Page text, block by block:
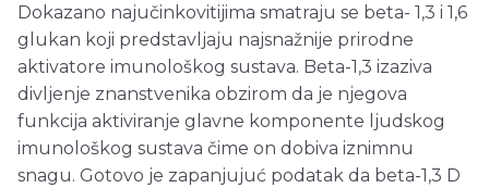
Dokazano najučinkovitijima smatraju se beta- 1,3 i 1,6
glukan koji predstavljaju najsnažnije prirodne
aktivatore imunološkog sustava. Beta-1,3 izaziva
divljenje znanstvenika obzirom da je njegova
funkcija aktiviranje glavne komponente ljudskog
imunološkog sustava čime on dobiva iznimnu
snagu. Gotovo je zapanjujuć podatak da beta-1,3 D